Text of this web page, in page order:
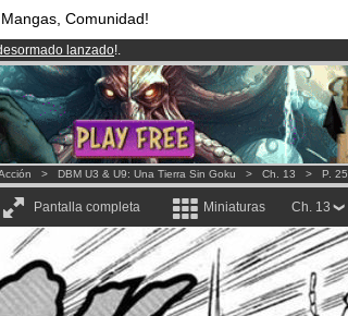
Comunidad!
lanzado!.
y 1000Cómics y Mangas!.
3.95 euros al mes!Hazte Premium ya
> DBM U3 & U9: Una Tierra Sin Goku > Ch. 13 > P. 25
Pantalla completa Miniaturas Ch. 13